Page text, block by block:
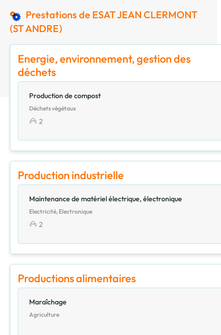
Prestations de ESAT JEAN CLERMONT
(ST ANDRE)
Energie, environnement, gestion des
déchets
Production de compost
Déchets végétaux
2
Production industrielle
Maintenance de matériel électrique, électronique
Electricité, Electronique
2
Productions alimentaires
Maraîchage
Agriculture